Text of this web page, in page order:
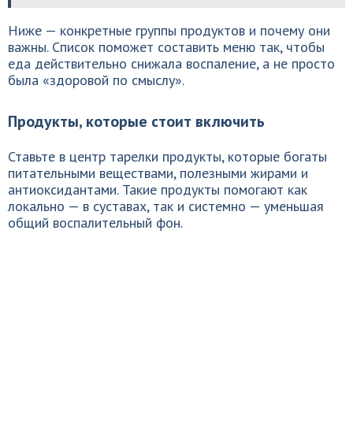
Ниже — конкретные группы продуктов и почему они
важны. Список поможет составить меню так, чтобы
еда действительно снижала воспаление, а не просто
была «здоровой по смыслу».
Продукты, которые стоит включить
Ставьте в центр тарелки продукты, которые богаты
питательными веществами, полезными жирами и
антиоксидантами. Такие продукты помогают как
локально — в суставах, так и системно — уменьшая
общий воспалительный фон.